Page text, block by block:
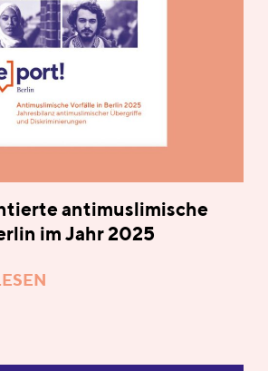
antimuslimische
im Jahr 2025